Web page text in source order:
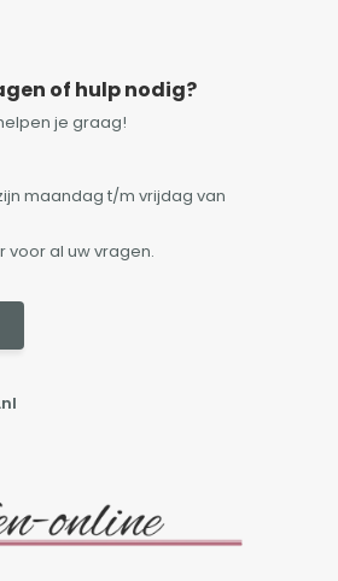
of hulp nodig?
je graag!
maandag t/m vrijdag van
voor al uw vragen.